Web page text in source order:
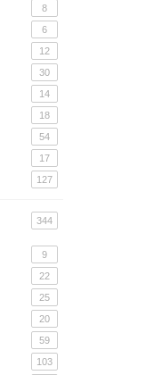
8
6
12
30
14
18
54
17
127
344
9
22
25
20
59
103